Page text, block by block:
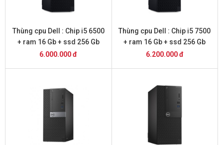
Thùng cpu Dell : Chip i5 6500
+ ram 16 Gb + ssd 256 Gb
6.000.000 đ
Thùng cpu Dell : Chip i5 7500
+ ram 16 Gb + ssd 256 Gb
6.200.000 đ